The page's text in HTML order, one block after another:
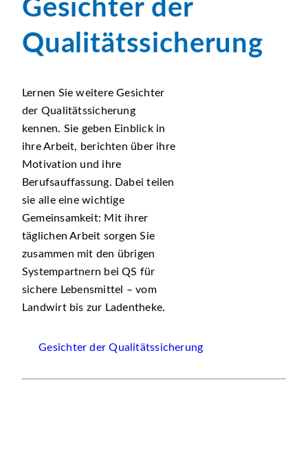
Gesichter der
Qualitätssicherung
Lernen Sie weitere Gesichter
der Qualitätssicherung
kennen. Sie geben Einblick in
ihre Arbeit, berichten über ihre
Motivation und ihre
Berufsauffassung. Dabei teilen
sie alle eine wichtige
Gemeinsamkeit: Mit ihrer
täglichen Arbeit sorgen Sie
zusammen mit den übrigen
Systempartnern bei QS für
sichere Lebensmittel – vom
Landwirt bis zur Ladentheke.
Gesichter der Qualitätssicherung